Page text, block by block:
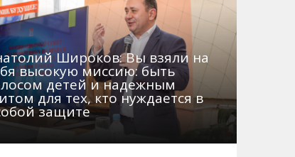
Широков: Вы взяли на
высокую миссию: быть
детей и надежным
для тех, кто нуждается в
защите